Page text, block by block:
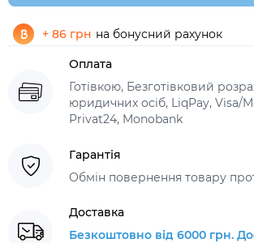
+ 86 грн на бонусний рахунок
Оплата
Готівкою, Безготівковий
юридичних осіб, LiqPay, Visa/
Privat24, Monobank
Гарантія
Обмін повернення товару
Доставка
Безкоштовно від 6000 грн.